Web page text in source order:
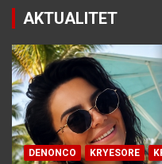
AKTUALITET
DENONCO KRYESORE